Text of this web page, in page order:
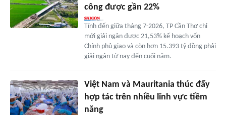
công được gần 22%
Tính đến giữa tháng 7-2026, TP Cần Thơ chỉ
mới giải ngân được 21,53% kế hoạch vốn
Chính phủ giao và còn hơn 15.393 tỷ đồng phải
giải ngân từ nay đến cuối năm.
Việt Nam và Mauritania thúc đẩy
hợp tác trên nhiều lĩnh vực tiềm
năng